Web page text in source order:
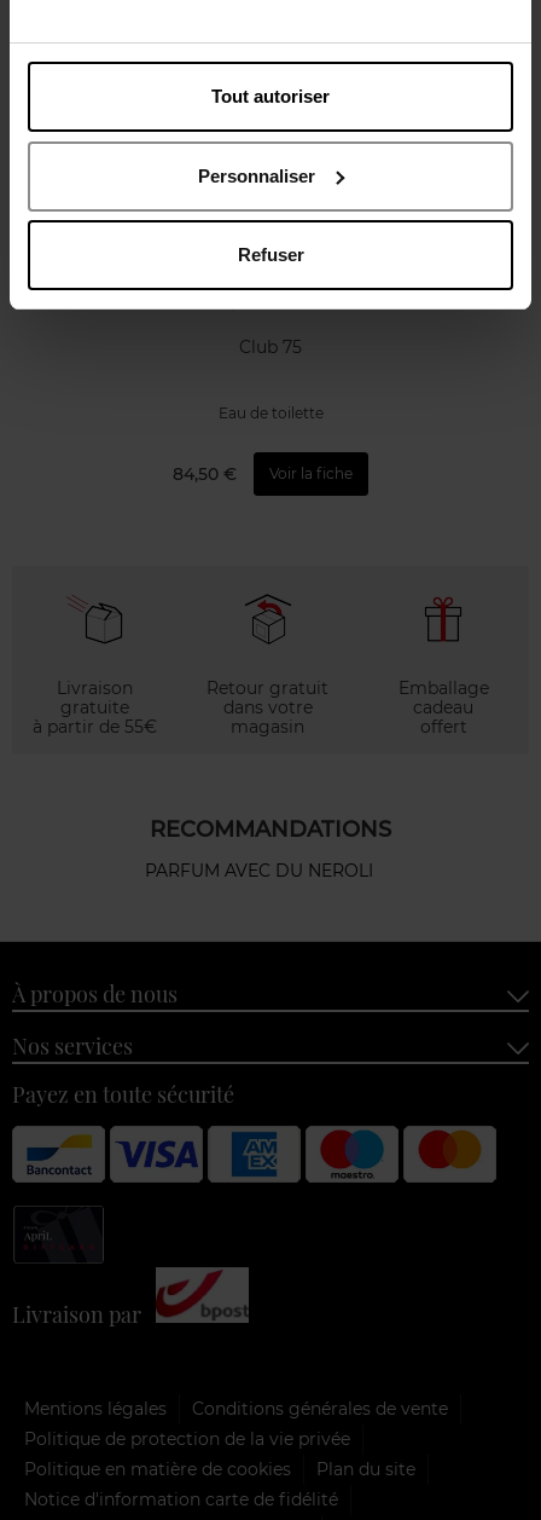
Tout autoriser
Personnaliser
Refuser
Vous aimerez peut-être
Club 75
Eau de toilette
84,50 € Voir la fiche
Livraison
gratuite
à partir de 55€
Retour gratuit
dans votre
magasin
Emballage
cadeau
offert
RECOMMANDATIONS
PARFUM AVEC DU NEROLI
À propos de nous
Nos services
Payez en toute sécurité
Livraison par
Mentions légales
Conditions générales de vente
Politique de protection de la vie privée
Politique en matière de cookies
Plan du site
Notice d'information carte de fidélité